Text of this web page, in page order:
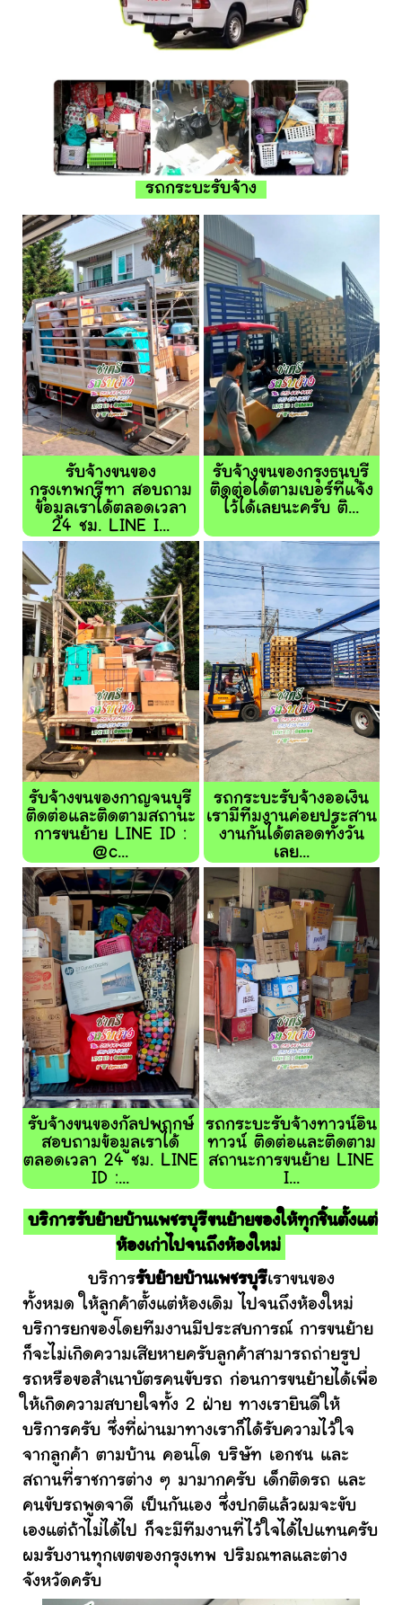
รถกระบะรับจ้าง
รับจ้างขนของ
กรุงเทพกรีฑา สอบถาม
ข้อมูลเราได้ตลอดเวลา
24 ชม. LINE I...
รับจ้างขนของกรุงธนบุรี
ติดต่อได้ตามเบอร์ที่แจ้ง
ไว้ได้เลยนะครับ ติ...
รับจ้างขนของกาญจนบุรี
ติดต่อและติดตามสถานะ
การขนย้าย LINE ID :
@c...
รถกระบะรับจ้างออเงิน
เรามีทีมงานค่อยประสาน
งานกันได้ตลอดทั้งวัน
เลย...
รับจ้างขนของกัลปพฤกษ์
สอบถามข้อมูลเราได้
ตลอดเวลา 24 ชม. LINE
ID :...
รถกระบะรับจ้างทาวน์อิน
ทาวน์ ติดต่อและติดตาม
สถานะการขนย้าย LINE
I...
บริการรับย้ายบ้านเพชรบุรีขนย้ายของให้ทุกชิ้นตั้งแต่
ห้องเก่าไปจนถึงห้องใหม่
บริการรับย้ายบ้านเพชรบุรีเราขนของ
ทั้งหมด ให้ลูกค้าตั้งแต่ห้องเดิม ไปจนถึงห้องใหม่
บริการยกของโดยทีมงานมีประสบการณ์ การขนย้าย
ก็จะไม่เกิดความเสียหายครับลูกค้าสามารถถ่ายรูป
รถหรือขอสำเนาบัตรคนขับรถ ก่อนการขนย้ายได้เพื่อ
ให้เกิดความสบายใจทั้ง 2 ฝ่าย ทางเรายินดีให้
บริการครับ ซึ่งที่ผ่านมาทางเราก็ได้รับความไว้ใจ
จากลูกค้า ตามบ้าน คอนโด บริษัท เอกชน และ
สถานที่ราชการต่าง ๆ มามากครับ เด็กติดรถ และ
คนขับรถพูดจาดี เป็นกันเอง ซึ่งปกติแล้วผมจะขับ
เองแต่ถ้าไม่ได้ไป ก็จะมีทีมงานที่ไว้ใจได้ไปแทนครับ
ผมรับงานทุกเขตของกรุงเทพ ปริมณฑลและต่าง
จังหวัดครับ